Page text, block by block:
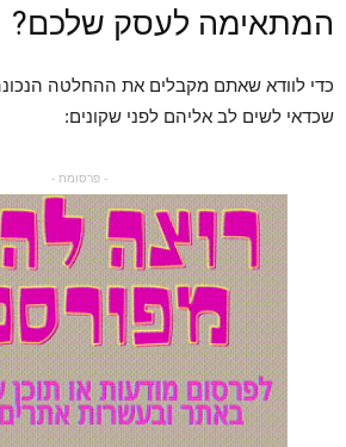
המתאימה לעסק שלכם?
כדי לוודא שאתם מקבלים את ההחלטה
שכדאי לשים לב אליהם לפני שקונים:
- פרסומת -